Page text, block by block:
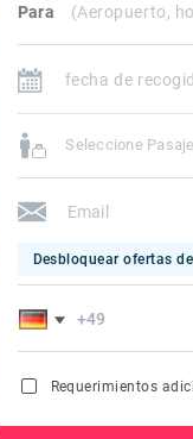
Para
Seleccione
Desbloquear ofertas
Requerimientos